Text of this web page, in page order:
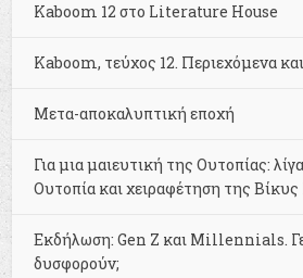
Kaboom 12 στο Literature House
Kaboom, τεύχος 12. Περιεχόμενα
Μετα-αποκαλυπτική εποχή
Για μια μαιευτική της Ουτοπίας:
Ουτοπία και χειραφέτηση της
Εκδήλωση: Gen Z και Millennials.
δυσφορούν;